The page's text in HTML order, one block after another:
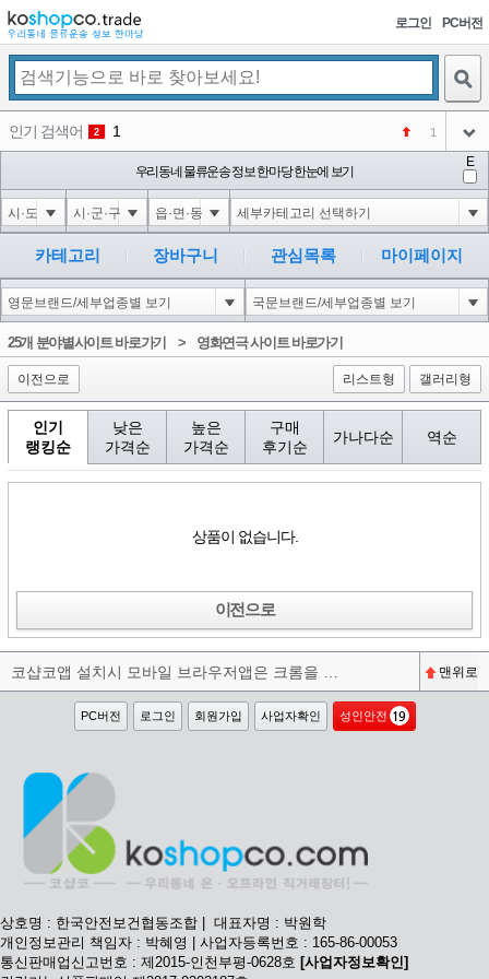
로그인 PC버전
인기 검색어 2 1 1
코샵
아이콘
4 익스
아이콘
5 미끄럼방지
아이콘
NEW
6 대성설렁탕
아이콘
-16
123456
우리동네 물류운송 정보 한마당 한눈에 보기
E
카테고리 장바구니 관심목록 마이페이지
25개 분야별사이트 바로가기 > 영화연극 사이트 바로가기
이전으로 리스트형 갤러리형
인기
랭킹순
낮은
가격순
높은
가격순
구매
후기순
가나다순 역순
상품이 없습니다.
이전으로
맨위로
PC버전 로그인 회원가입 사업자확인 성인안전
상호명 : 한국안전보건협동조합 | 대표자명 : 박원학
개인정보관리 책임자 : 박혜영 | 사업자등록번호 : 165-86-00053
통신판매업신고번호 : 제2015-인천부평-0628호 [사업자정보확인]